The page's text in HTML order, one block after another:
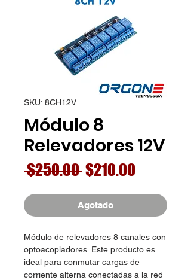
SKU: 8CH12V
Módulo 8
Relevadores 12V
$250.00 Precio
$210.00
oferta
Agotado
Módulo de relevadores 8 canales con
optoacopladores. Este producto es
ideal para conmutar cargas de
corriente alterna conectadas a la red